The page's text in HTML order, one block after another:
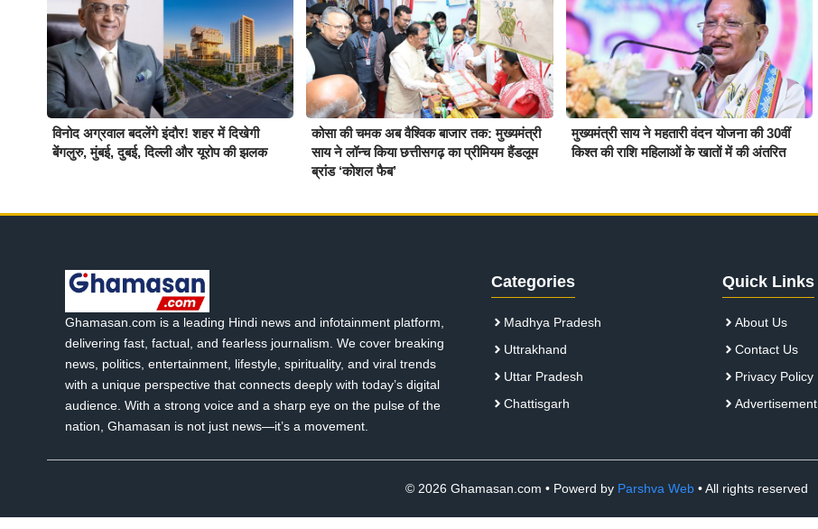
विनोद अग्रवाल बदलेंगे इंदौर! शहर में दिखेगी
बेंगलुरु, मुंबई, दुबई, दिल्ली और यूरोप की झलक
कोसा की चमक अब वैश्विक बाजार तक: मुख्यमंत्री
साय ने लॉन्च किया छत्तीसगढ़ का प्रीमियम हैंडलूम
ब्रांड ‘कोशल फैब’
मुख्यमंत्री साय ने महतारी वंदन योजना की 30वीं
किश्त की राशि महिलाओं के खातों में की अंतरित
Ghamasan.com is a leading Hindi news and infotainment platform,
delivering fast, factual, and fearless journalism. We cover breaking
news, politics, entertainment, lifestyle, spirituality, and viral trends
with a unique perspective that connects deeply with today’s digital
audience. With a strong voice and a sharp eye on the pulse of the
nation, Ghamasan is not just news—it’s a movement.
Categories
Madhya Pradesh
Uttrakhand
Uttar Pradesh
Chattisgarh
Quick Links
About Us
Contact Us
Privacy Policy
Advertisement
© 2026 Ghamasan.com • Powerd by Parshva Web • All rights reserved